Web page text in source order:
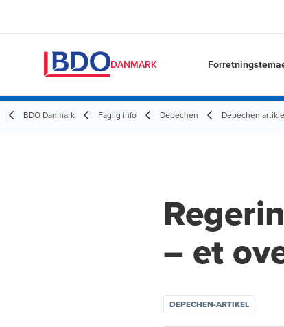
DANMARK
BDO Danmark Faglig info Depechen Depechen
– et
DEPECHEN-ARTIKEL